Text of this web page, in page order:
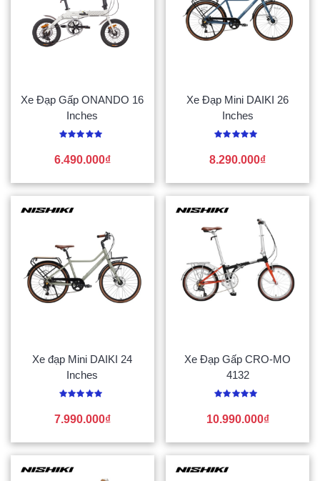
Xe Đạp Gấp ONANDO 16
Inches
xếp
hạng
5
6.490.000₫
Xe Đạp Mini DAIKI 26
Inches
xếp
hạng
5
8.290.000₫
Xe đạp Mini DAIKI 24
Inches
xếp
hạng
5
7.990.000₫
Xe Đạp Gấp CRO-MO
4132
xếp
hạng
5
10.990.000₫